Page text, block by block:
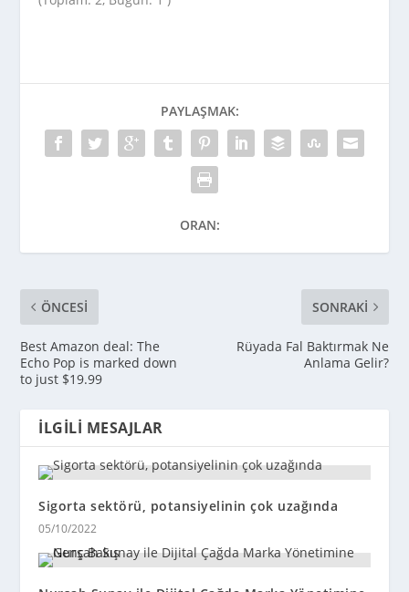
PAYLAŞMAK:
ORAN:
ÖNCESI
Best Amazon deal: The
Echo Pop is marked down
to just $19.99
SONRAKI
Rüyada Fal Baktırmak Ne
Anlama Gelir?
İLGILI MESAJLAR
Sigorta sektörü, potansiyelinin çok uzağında
05/10/2022